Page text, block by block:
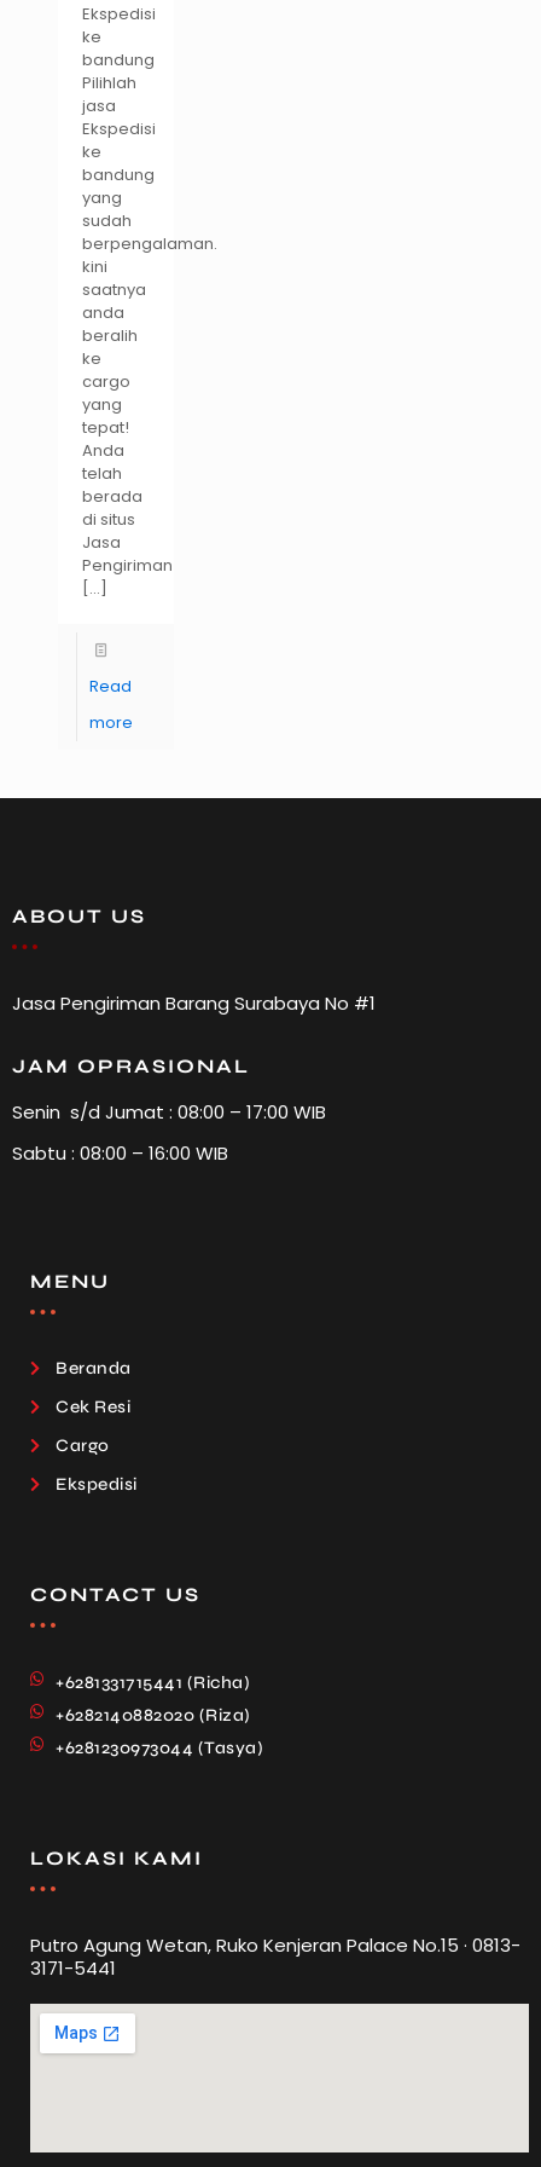
Ekspedisi
ke
bandung
Pilihlah
jasa
Ekspedisi
ke
bandung
yang
sudah
berpengalaman.
kini
saatnya
anda
beralih
ke
cargo
yang
tepat!
Anda
telah
berada
di situs
Jasa
Pengiriman
[…]
Read
more
ABOUT US
Jasa Pengiriman Barang Surabaya No #1
JAM OPRASIONAL
Senin s/d Jumat : 08:00 – 17:00 WIB
Sabtu : 08:00 – 16:00 WIB
MENU
Beranda
Cek Resi
Cargo
Ekspedisi
CONTACT US
+6281331715441 (Richa)
+6282140882020 (Riza)
+6281230973044 (Tasya)
LOKASI KAMI
Putro Agung Wetan, Ruko Kenjeran Palace No.15 · 0813-
3171-5441